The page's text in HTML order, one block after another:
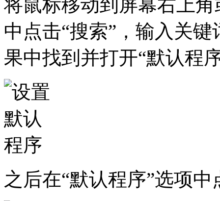
将鼠标移动到屏幕右上
中点击“搜索”，输入关
果中找到并打开“默认程
之后在“默认程序”选项